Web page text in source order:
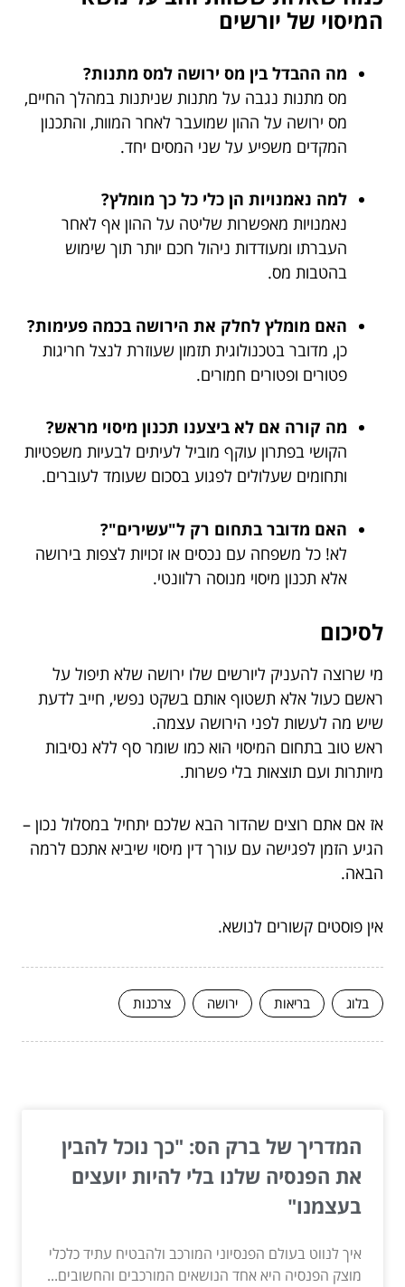
המיסוי של יורשים
מה ההבדל בין מס ירושה למס מתנות?
מס מתנות נגבה על מתנות שניתנות במהלך החיים,
מס ירושה על ההון שמועבר לאחר המוות, והתכנון
המקדים משפיע על שני המסים יחד.
למה נאמנויות הן כלי כל כך מומלץ?
נאמנויות מאפשרות שליטה על ההון אף לאחר
העברתו ומעודדות ניהול חכם יותר תוך שימוש
בהטבות מס.
האם מומלץ לחלק את הירושה בכמה פעימות?
כן, מדובר בטכנולוגית תזמון שעוזרת לנצל חריגות
פטורים ופטורים חמורים.
מה קורה אם לא ביצענו תכנון מיסוי מראש?
הקושי בפתרון עוקף מוביל לעיתים לבעיות משפטיות
ותחומים שעלולים לפגוע בסכום שעומד לעוברים.
האם מדובר בתחום רק ל"עשירים"?
לא! כל משפחה עם נכסים או זכויות לצפות בירושה
אלא תכנון מיסוי מנוסה רלוונטי.
לסיכום
מי שרוצה להעניק ליורשים שלו ירושה שלא תיפול על
ראשם כעול אלא תשטוף אותם בשקט נפשי, חייב לדעת
שיש מה לעשות לפני הירושה עצמה.
ראש טוב בתחום המיסוי הוא כמו שומר סף ללא נסיבות
מיותרות ועם תוצאות בלי פשרות.
אז אם אתם רוצים שהדור הבא שלכם יתחיל במסלול נכון –
הגיע הזמן לפגישה עם עורך דין מיסוי שיביא אתכם לרמה
הבאה.
אין פוסטים קשורים לנושא.
בלוג בריאות ירושה צרכנות
המדריך של ברק הס: "כך נוכל להבין
את הפנסיה שלנו בלי להיות יועצים
בעצמנו"
איך לנווט בעולם הפנסיוני המורכב ולהבטיח עתיד כלכלי
מוצק הפנסיה היא אחד הנושאים המורכבים והחשובים...